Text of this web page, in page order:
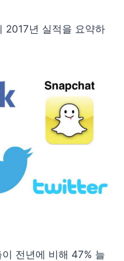
2017년 실적을 요약하
전년에 비해 47% 늘